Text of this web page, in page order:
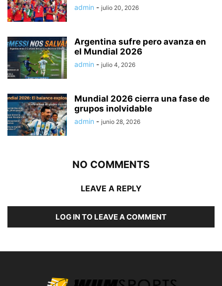
admin - julio 20, 2026
Argentina sufre pero avanza en
el Mundial 2026
admin - julio 4, 2026
Mundial 2026 cierra una fase de
grupos inolvidable
admin - junio 28, 2026
NO COMMENTS
LEAVE A REPLY
LOG IN TO LEAVE A COMMENT